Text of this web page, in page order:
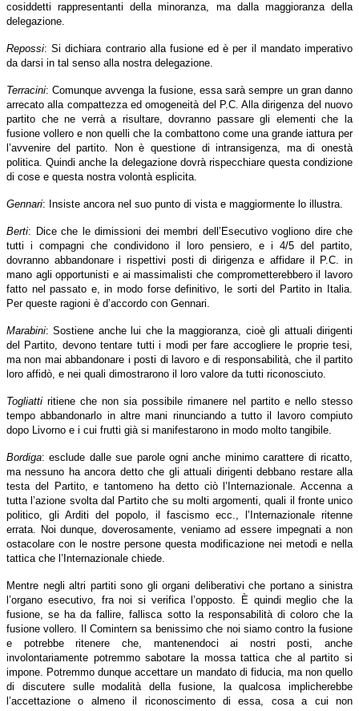
cosiddetti rappresentanti della minoranza, ma dalla maggioranza della
delegazione.
Repossi: Si dichiara contrario alla fusione ed è per il mandato imperativo
da darsi in tal senso alla nostra delegazione.
Terracini: Comunque avvenga la fusione, essa sarà sempre un gran danno
arrecato alla compattezza ed omogeneità del P.C. Alla dirigenza del nuovo
partito che ne verrà a risultare, dovranno passare gli elementi che la
fusione vollero e non quelli che la combattono come una grande iattura per
l’avvenire del partito. Non è questione di intransigenza, ma di onestà
politica. Quindi anche la delegazione dovrà rispecchiare questa condizione
di cose e questa nostra volontà esplicita.
Gennari: Insiste ancora nel suo punto di vista e maggiormente lo illustra.
Berti: Dice che le dimissioni dei membri dell’Esecutivo vogliono dire che
tutti i compagni che condividono il loro pensiero, e i 4/5 del partito,
dovranno abbandonare i rispettivi posti di dirigenza e affidare il P.C. in
mano agli opportunisti e ai massimalisti che comprometterebbero il lavoro
fatto nel passato e, in modo forse definitivo, le sorti del Partito in Italia.
Per queste ragioni è d’accordo con Gennari.
Marabini: Sostiene anche lui che la maggioranza, cioè gli attuali dirigenti
del Partito, devono tentare tutti i modi per fare accogliere le proprie tesi,
ma non mai abbandonare i posti di lavoro e di responsabilità, che il partito
loro affidò, e nei quali dimostrarono il loro valore da tutti riconosciuto.
Togliatti ritiene che non sia possibile rimanere nel partito e nello stesso
tempo abbandonarlo in altre mani rinunciando a tutto il lavoro compiuto
dopo Livorno e i cui frutti già si manifestarono in modo molto tangibile.
Bordiga: esclude dalle sue parole ogni anche minimo carattere di ricatto,
ma nessuno ha ancora detto che gli attuali dirigenti debbano restare alla
testa del Partito, e tantomeno ha detto ciò l’Internazionale. Accenna a
tutta l’azione svolta dal Partito che su molti argomenti, quali il fronte unico
politico, gli Arditi del popolo, il fascismo ecc., l’Internazionale ritenne
errata. Noi dunque, doverosamente, veniamo ad essere impegnati a non
ostacolare con le nostre persone questa modificazione nei metodi e nella
tattica che l’Internazionale chiede.
Mentre negli altri partiti sono gli organi deliberativi che portano a sinistra
l’organo esecutivo, fra noi si verifica l’opposto. È quindi meglio che la
fusione, se ha da fallire, fallisca sotto la responsabilità di coloro che la
fusione vollero. Il Comintern sa benissimo che noi siamo contro la fusione
e potrebbe ritenere che, mantenendoci ai nostri posti, anche
involontariamente potremmo sabotare la mossa tattica che al partito si
impone. Potremmo dunque accettare un mandato di fiducia, ma non quello
di discutere sulle modalità della fusione, la qualcosa implicherebbe
l’accettazione o almeno il riconoscimento di essa, cosa a cui non